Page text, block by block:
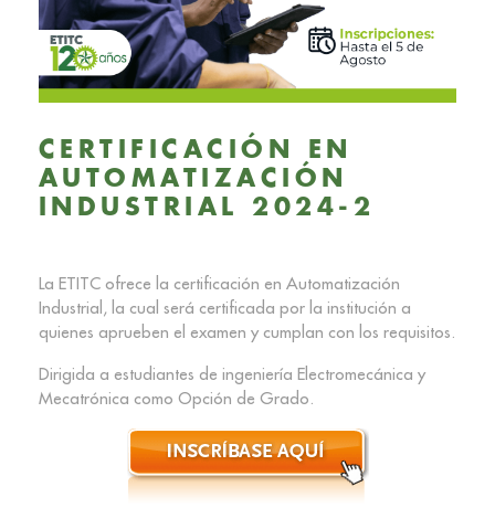
CERTIFICACIÓN EN
AUTOMATIZACIÓN
INDUSTRIAL 2024-2
La ETITC ofrece la certificación en Automatización
Industrial, la cual será certificada por la institución a
quienes aprueben el examen y cumplan con los requisitos.
Dirigida a estudiantes de ingeniería Electromecánica y
Mecatrónica como Opción de Grado.